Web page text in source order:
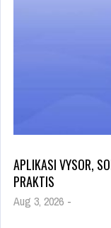
APLIKASI VYSOR,
PRAKTIS
Aug 3, 2026 -